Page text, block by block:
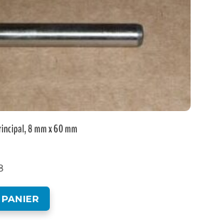
8 mm x 60 mm